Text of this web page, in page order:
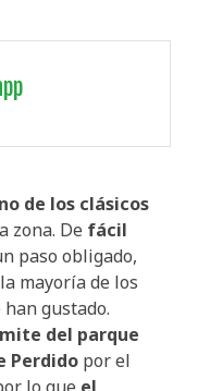
de los clásicos
zona. De fácil
paso obligado,
mayoría de los
gustado.
del parque
Perdido por el